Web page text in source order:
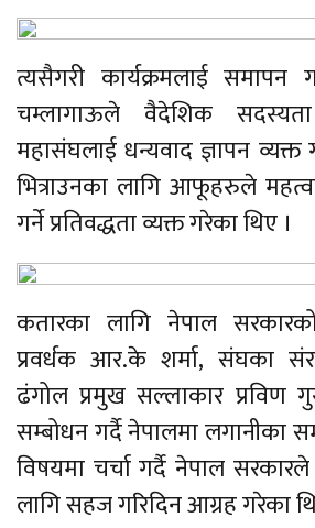
त्यसैगरी कार्यक्रमलाई समापन
चम्लागाऊले वैदेशिक सदस्यता
महासंघलाई धन्यवाद ज्ञापन
भित्राउनका लागि आफूहरुले
गर्ने प्रतिवद्धता व्यक्त गरेका थिए ।
कतारका लागि नेपाल
प्रवर्धक आर.के शर्मा, संघका
ढंगोल प्रमुख सल्लाकार प्रविण
सम्बोधन गर्दै नेपालमा लगानीका
विषयमा चर्चा गर्दै नेपाल
लागि सहज गरिदिन आग्रह गरेका